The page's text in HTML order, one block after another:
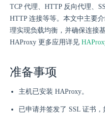
TCP 代理、HTTP 反向代理、
HTTP 连接等等。本文中主要
理实现负载均衡，并确保连接
HAProxy 更多应用详见
准备事项
主机已安装 HAProxy。
已申请并签发了 SSL 证书